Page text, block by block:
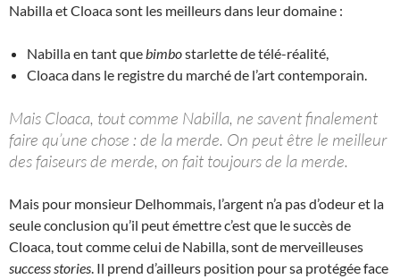
Nabilla et Cloaca sont les meilleurs dans leur domaine :
Nabilla en tant que bimbostarlette de télé-réalité,
Cloaca dans le registre du marché de l’art contemporain.
Mais Cloaca, tout comme Nabilla, ne savent finalement
faire qu’une chose : de la merde. On peut être le meilleur
des faiseurs de merde, on fait toujours de la merde.
Mais pour monsieur Delhommais, l’argent n’a pas d’odeur et la
seule conclusion qu’il peut émettre c’est que le succès de
Cloaca, tout comme celui de Nabilla, sont de merveilleuses
success stories . Il prend d’ailleurs position pour sa protégée face